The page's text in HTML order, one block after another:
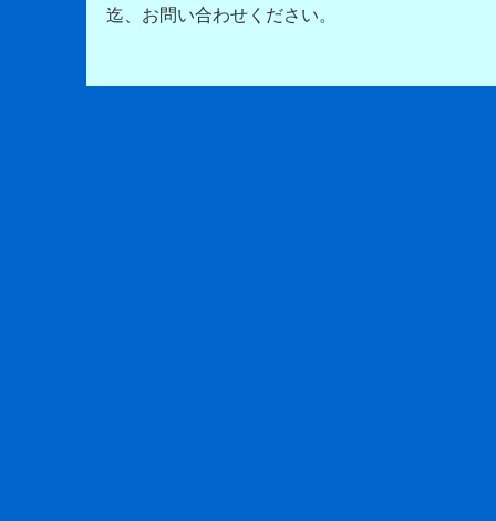
迄、お問い合わせください。